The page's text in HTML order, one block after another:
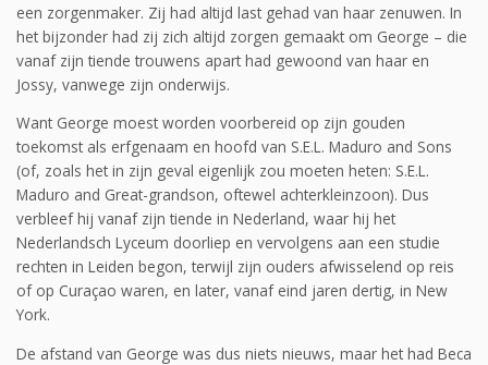
een zorgenmaker. Zij had altijd last gehad van haar zenuwen. In
het bijzonder had zij zich altijd zorgen gemaakt om George – die
vanaf zijn tiende trouwens apart had gewoond van haar en
Jossy, vanwege zijn onderwijs.
Want George moest worden voorbereid op zijn gouden
toekomst als erfgenaam en hoofd van S.E.L. Maduro and Sons
(of, zoals het in zijn geval eigenlijk zou moeten heten: S.E.L.
Maduro and Great-grandson, oftewel achterkleinzoon). Dus
verbleef hij vanaf zijn tiende in Nederland, waar hij het
Nederlandsch Lyceum doorliep en vervolgens aan een studie
rechten in Leiden begon, terwijl zijn ouders afwisselend op reis
of op Curaçao waren, en later, vanaf eind jaren dertig, in New
York.
De afstand van George was dus niets nieuws, maar het had Beca